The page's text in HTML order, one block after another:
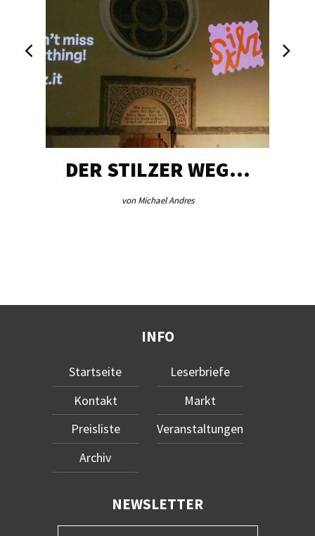
DER STILZER WEG…
von Michael Andres
INFO
Startseite
Kontakt
Preisliste
Archiv
Leserbriefe
Markt
Veranstaltungen
NEWSLETTER